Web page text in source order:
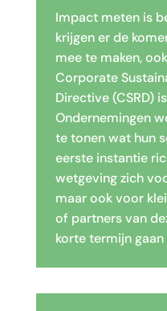
Impact meten is
krijgen er de
mee te maken,
Corporate
Directive (CSRD)
Ondernemingen
te tonen wat hun
eerste instantie
wetgeving zich
maar ook voor
of partners van
korte termijn gaan